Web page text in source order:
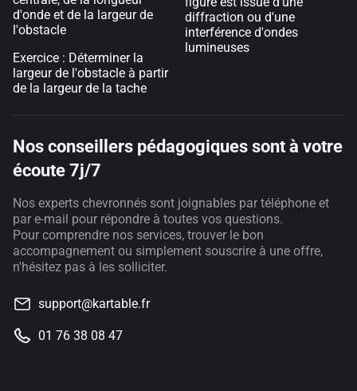
d'onde et de la largeur de
l'obstacle
Exercice : Déterminer la
largeur de l'obstacle à partir
de la largeur de la tache
diffraction ou d'une
interférence d'ondes
lumineuses
Nos conseillers pédagogiques sont à votre
écoute 7j/7
Nos experts chevronnés sont joignables par téléphone et
par e-mail pour répondre à toutes vos questions.
Pour comprendre nos services, trouver le bon
accompagnement ou simplement souscrire à une offre,
n'hésitez pas à les solliciter.
support@kartable.fr
01 76 38 08 47